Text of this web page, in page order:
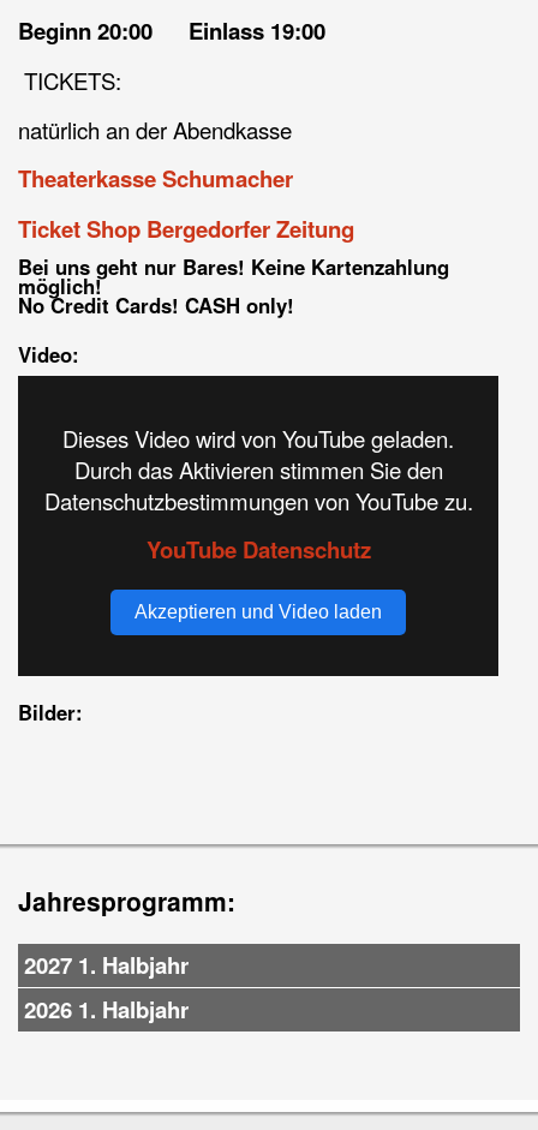
Beginn 20:00 Einlass 19:00
TICKETS:
natürlich an der Abendkasse
Theaterkasse Schumacher
Ticket Shop Bergedorfer Zeitung
Bei uns geht nur Bares! Keine Kartenzahlung
möglich!
No Credit Cards! CASH only!
Video:
Dieses Video wird von YouTube geladen.
Durch das Aktivieren stimmen Sie den
Datenschutzbestimmungen von YouTube zu.
YouTube Datenschutz
Akzeptieren und Video laden
Bilder:
Jahresprogramm:
2027 1. Halbjahr
2026 1. Halbjahr